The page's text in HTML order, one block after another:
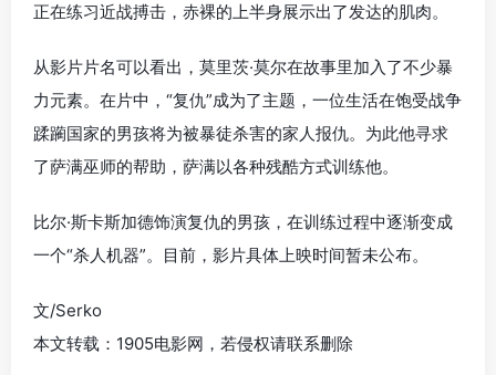
正在练习近战搏击，赤裸的上半身展示出了发达的肌肉。
从影片片名可以看出，莫里茨·莫尔在故事里加入了不少暴
力元素。在片中，“复仇”成为了主题，一位生活在饱受战争
蹂躏国家的男孩将为被暴徒杀害的家人报仇。为此他寻求
了萨满巫师的帮助，萨满以各种残酷方式训练他。
比尔·斯卡斯加德饰演复仇的男孩，在训练过程中逐渐变成
一个“杀人机器”。目前，影片具体上映时间暂未公布。
文/Serko
本文转载：1905电影网，若侵权请联系删除